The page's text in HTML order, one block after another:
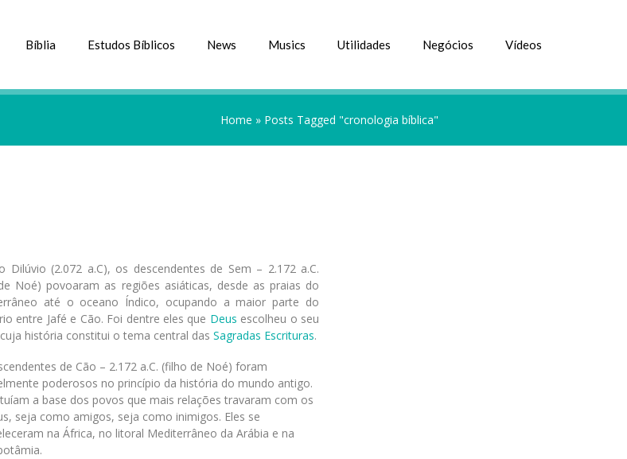
Bíblia Estudos Bíblicos News Musics Utilidades Negócios Vídeos
Home » Posts Tagged "cronologia bíblica"
Dilúvio (2.072 a.C), os descendentes de Sem – 2.172 a.C.
Noé) povoaram as regiões asiáticas, desde as praias do
até o oceano Índico, ocupando a maior parte do
entre Jafé e Cão. Foi dentre eles que Deus escolheu o seu
história constitui o tema central das Sagradas Escrituras.
de Cão – 2.172 a.C. (filho de Noé) foram
poderosos no princípio da história do mundo antigo.
a base dos povos que mais relações travaram com os
seja como amigos, seja como inimigos. Eles se
na África, no litoral Mediterrâneo da Arábia e na